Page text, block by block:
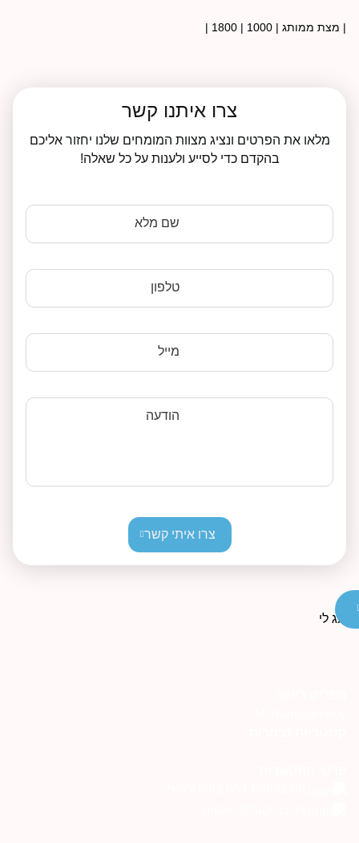
| מצת ממותג |
1000
|
1800
|
צרו איתנו קשר
מלאו את הפרטים ונציג מצוות המומחים שלנו יחזור אליכם
בהקדם כדי לסייע ולענות על כל שאלה!
שם מלא
טלפון
מייל
הודעה
צרו איתי קשר